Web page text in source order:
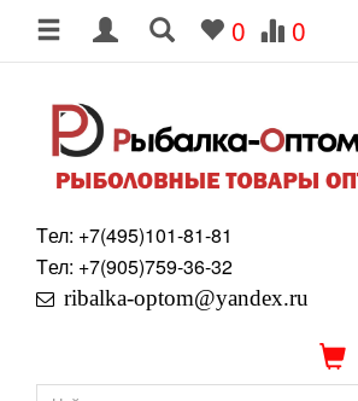
0 0
Tел: +7(495)101-81-81
Tел: +7(905)759-36-32
ribalka-optom@yandex.ru